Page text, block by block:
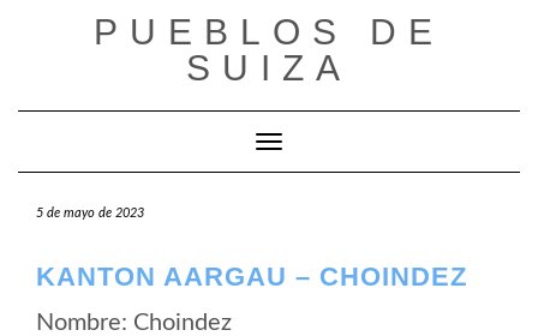
PUEBLOS DE
SUIZA
Cambiar modo de navegación
5 de mayo de 2023
KANTON AARGAU – CHOINDEZ
Nombre: Choindez